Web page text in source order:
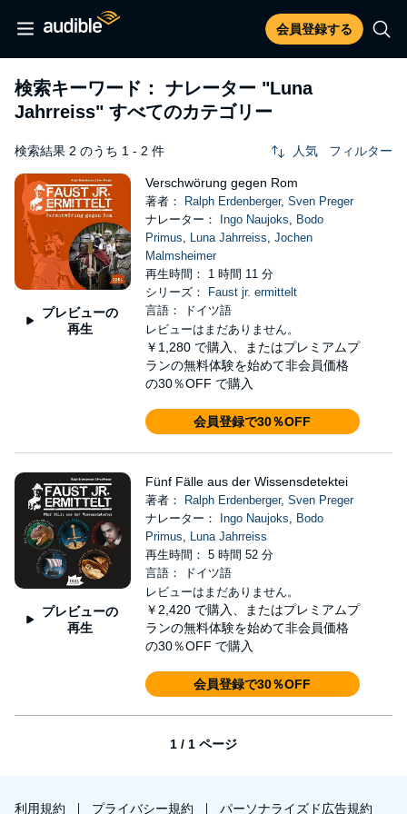
会員登録する
検索キーワード： ナレーター "Luna
Jahrreiss" すべてのカテゴリー
検索結果 2 のうち 1 - 2 件 人気 フィルター
プレビューの
再生
Verschwörung gegen Rom
著者： Ralph Erdenberger, Sven Preger
ナレーター：
Ingo Naujoks, Bodo
Primus, Luna Jahrreiss, Jochen
Malmsheimer
再生時間： 1 時間 11 分
シリーズ：
Faust jr. ermittelt
言語： ドイツ語
レビューはまだありません。
￥1,280 で購入、またはプレミアムプ
ランの無料体験を始めて非会員価格
の30％OFF で購入
会員登録で30％OFF
プレビューの
再生
Fünf Fälle aus der Wissensdetektei
著者： Ralph Erdenberger, Sven Preger
ナレーター：
Ingo Naujoks, Bodo
Primus, Luna Jahrreiss
再生時間： 5 時間 52 分
言語： ドイツ語
レビューはまだありません。
￥2,420 で購入、またはプレミアムプ
ランの無料体験を始めて非会員価格
の30％OFF で購入
会員登録で30％OFF
1 / 1 ページ
利用規約 プライバシー規約 パーソナライズド広告規約